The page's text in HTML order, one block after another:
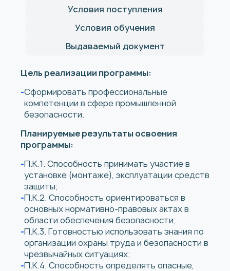
Условия поступления
Условия обучения
Выдаваемый документ
Цель реализации программы:
Сформировать профессиональные
компетенции в сфере промышленной
безопасности.
Планируемые результаты освоения
программы:
П.К.1. Способность принимать участие в
установке (монтаже), эксплуатации средств
защиты;
П.К.2. Способность ориентироваться в
основных нормативно-правовых актах в
области обеспечения безопасности;
П.К.3. Готовностью использовать знания по
организации охраны труда и безопасности в
чрезвычайных ситуациях;
П.К.4. Способность определять опасные,